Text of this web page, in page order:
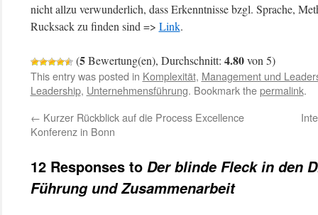
nicht allzu verwunderlich, dass Erkenntnisse bzgl. Sprache,
Rucksack zu finden sind => Link.
(5Bewertung(en), Durchschnitt: 4.80von 5)
This entry was posted in Komplexität, Management und
Leadership, Unternehmensführung. Bookmark thepermalink.
← Kurzer Rückblick auf die Process Excellence
Konferenz in Bonn
12 Responses to Der blinde Fleck in den
Führung und Zusammenarbeit